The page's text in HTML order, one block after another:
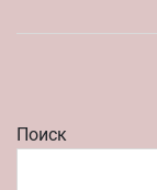
Поиск